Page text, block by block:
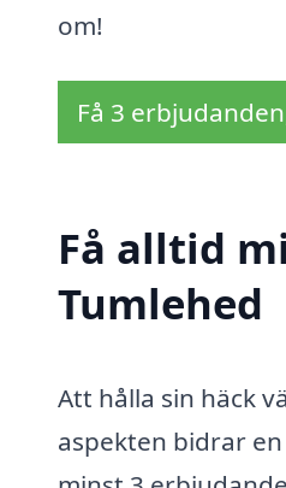
om!
Få 3
Få alltid
Tumlehed
Att hålla sin häck
aspekten bidrar